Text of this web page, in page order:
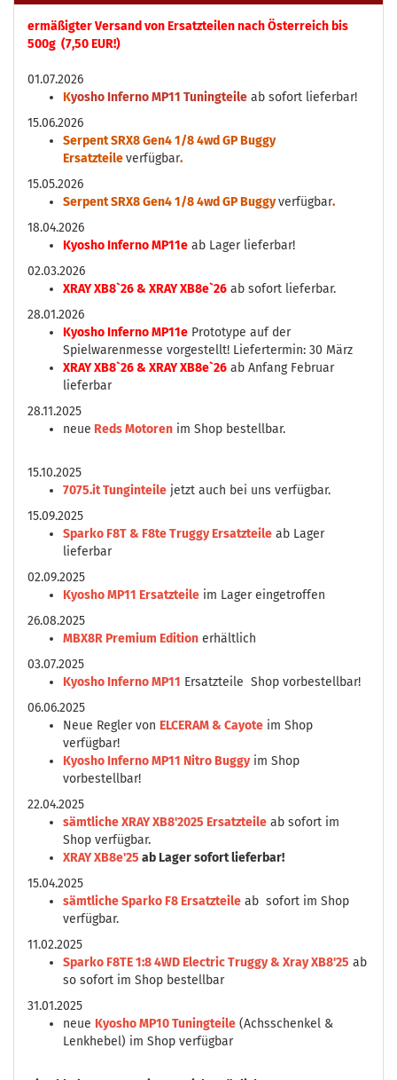
ermäßigter Versand von Ersatzteilen nach Österreich bis
500g (7,50 EUR!)
01.07.2026
Kyosho Inferno MP11 Tuningteile ab sofort lieferbar!
15.06.2026
Serpent SRX8 Gen4 1/8 4wd GP Buggy
Ersatzteileverfügbar.
15.05.2026
Serpent SRX8 Gen4 1/8 4wd GP Buggyverfügbar.
18.04.2026
Kyosho Inferno MP11e ab Lager lieferbar!
02.03.2026
XRAY XB8`26 & XRAY XB8e`26 ab sofort lieferbar.
28.01.2026
Kyosho Inferno MP11e Prototype auf der
Spielwarenmesse vorgestellt! Liefertermin: 30 März
XRAY XB8`26 & XRAY XB8e`26 ab Anfang Februar
lieferbar
28.11.2025
neue Reds Motoren im Shop bestellbar.
15.10.2025
7075.it Tunginteile jetzt auch bei uns verfügbar.
15.09.2025
Sparko F8T & F8te Truggy Ersatzteile ab Lager
lieferbar
02.09.2025
Kyosho MP11 Ersatzteile im Lager eingetroffen
26.08.2025
MBX8R Premium Edition erhältlich
03.07.2025
Kyosho Inferno MP11 Ersatzteile Shop vorbestellbar!
06.06.2025
Neue Regler von ELCERAM & Cayote im Shop
verfügbar!
Kyosho Inferno MP11 Nitro Buggyim Shop
vorbestellbar!
22.04.2025
sämtliche XRAY XB8'2025 Ersatzteile ab sofort im
Shop verfügbar.
XRAY XB8e'25 ab Lager sofort lieferbar!
15.04.2025
sämtliche Sparko F8 Ersatzteile ab sofort im Shop
verfügbar.
11.02.2025
Sparko F8TE 1:8 4WD Electric Truggy & Xray XB8'25 ab
so sofort im Shop bestellbar
31.01.2025
neue Kyosho MP10 Tuningteile (Achsschenkel &
Lenkhebel) im Shop verfügbar